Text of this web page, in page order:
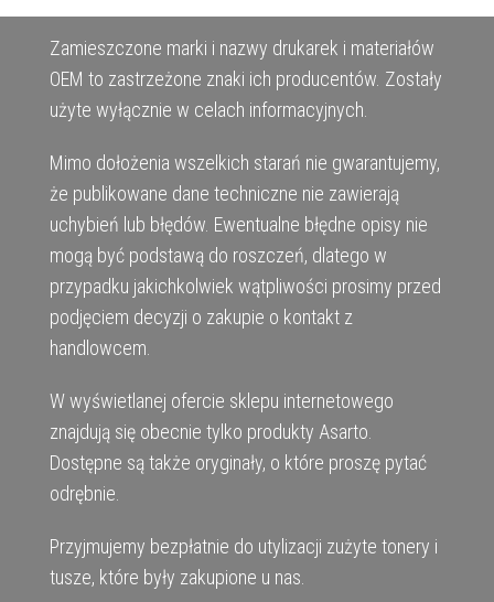
Zamieszczone marki i nazwy drukarek i materiałów
OEM to zastrzeżone znaki ich producentów. Zostały
użyte wyłącznie w celach informacyjnych.
Mimo dołożenia wszelkich starań nie gwarantujemy,
że publikowane dane techniczne nie zawierają
uchybień lub błędów. Ewentualne błędne opisy nie
mogą być podstawą do roszczeń, dlatego w
przypadku jakichkolwiek wątpliwości prosimy przed
podjęciem decyzji o zakupie o kontakt z
handlowcem.
W wyświetlanej ofercie sklepu internetowego
znajdują się obecnie tylko produkty Asarto.
Dostępne są także oryginały, o które proszę pytać
odrębnie.
Przyjmujemy bezpłatnie do utylizacji zużyte tonery i
tusze, które były zakupione u nas.